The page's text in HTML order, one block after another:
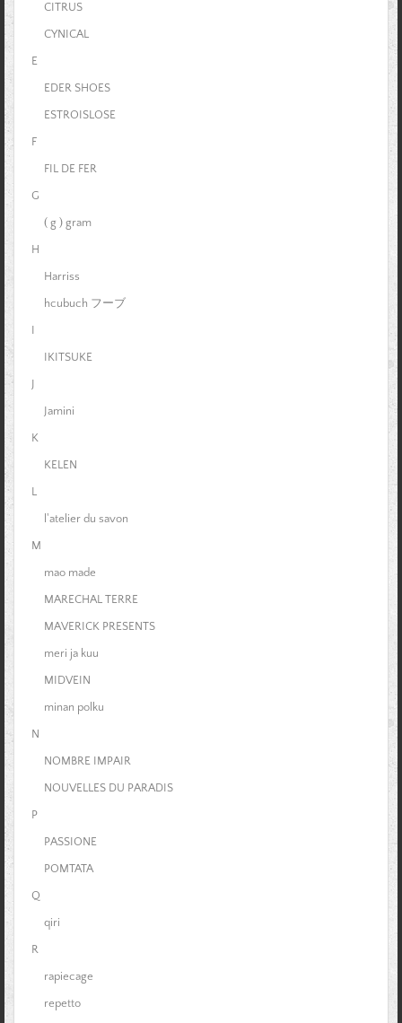
CITRUS
CYNICAL
E
EDER SHOES
ESTROISLOSE
F
FIL DE FER
G
( g ) gram
H
Harriss
hcubuch フーブ
IKITSUKE
Jamini
K
KELEN
L
l'atelier du savon
M
mao made
MARECHAL TERRE
MAVERICK PRESENTS
meri ja kuu
MIDVEIN
minan polku
N
NOMBRE IMPAIR
NOUVELLES DU PARADIS
P
PASSIONE
POMTATA
Q
qiri
R
rapiecage
repetto